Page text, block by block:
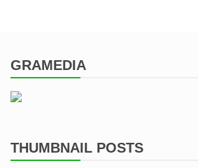
GRAMEDIA
THUMBNAIL POSTS